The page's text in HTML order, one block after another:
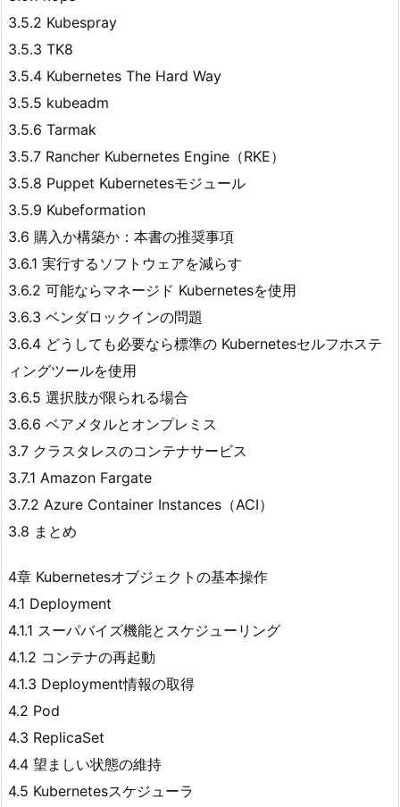
3.5.2 Kubespray
3.5.3 TK8
3.5.4 Kubernetes The Hard Way
3.5.5 kubeadm
3.5.6 Tarmak
3.5.7 Rancher Kubernetes Engine（RKE）
3.5.8 Puppet Kubernetesモジュール
3.5.9 Kubeformation
3.6 購入か構築か：本書の推奨事項
3.6.1 実行するソフトウェアを減らす
3.6.2 可能ならマネージド Kubernetesを使用
3.6.3 ベンダロックインの問題
3.6.4 どうしても必要なら標準の Kubernetesセルフホステ
ィングツールを使用
3.6.5 選択肢が限られる場合
3.6.6 ベアメタルとオンプレミス
3.7 クラスタレスのコンテナサービス
3.7.1 Amazon Fargate
3.7.2 Azure Container Instances（ACI）
3.8 まとめ
4章 Kubernetesオブジェクトの基本操作
4.1 Deployment
4.1.1 スーパバイズ機能とスケジューリング
4.1.2 コンテナの再起動
4.1.3 Deployment情報の取得
4.2 Pod
4.3 ReplicaSet
4.4 望ましい状態の維持
4.5 Kubernetesスケジューラ